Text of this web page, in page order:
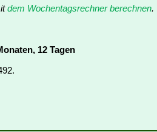
dem Wochentagsrechner berechnen.
12 Tagen